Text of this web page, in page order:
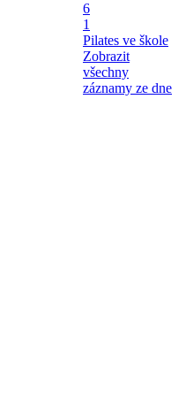
6
1
Pilates ve škole
Zobrazit
všechny
záznamy ze dne